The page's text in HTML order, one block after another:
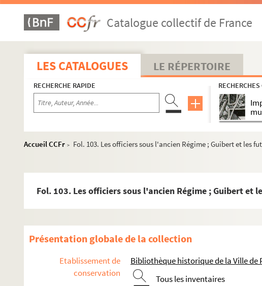
Catalogue collectif de France
LES CATALOGUES LE RÉPERTOIRE
RECHERCHE RAPIDE
Accueil CCFr >
Fol. 103. Les officiers sous l'ancien Régime ; Guibert et les
Fol. 103. Les officiers sous l'ancien Régime ; Guibert et
Présentation globale de la collection
Etablissement de
conservation
Bibliothèque historique de la Ville de
Tous les inventaires
Documents relatifs à ses activités de médecin et à son mandat de
4-MS-1727. Jeanne d'Arc, la Pucelle
4-MS-1728. Moeurs des prêtres et du clergé : le célibat et le mariage